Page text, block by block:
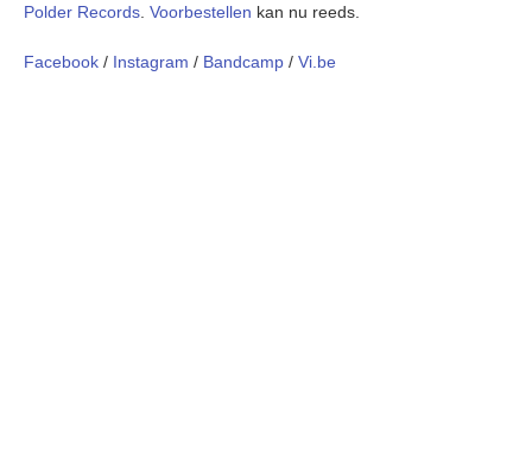
Polder Records. Voorbestellen kan nu reeds.
Facebook / Instagram / Bandcamp / Vi.be